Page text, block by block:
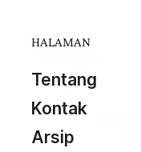
HALAMAN
Tentang
Kontak
Arsip